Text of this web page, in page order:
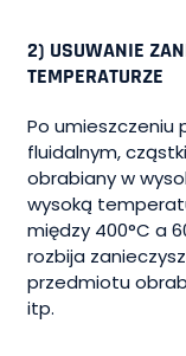
2) USUWANIE
TEMPERATURZE
Po umieszczeniu
fluidalnym,
obrabiany w
wysoką
między 400°C a
rozbija
przedmiotu
itp.